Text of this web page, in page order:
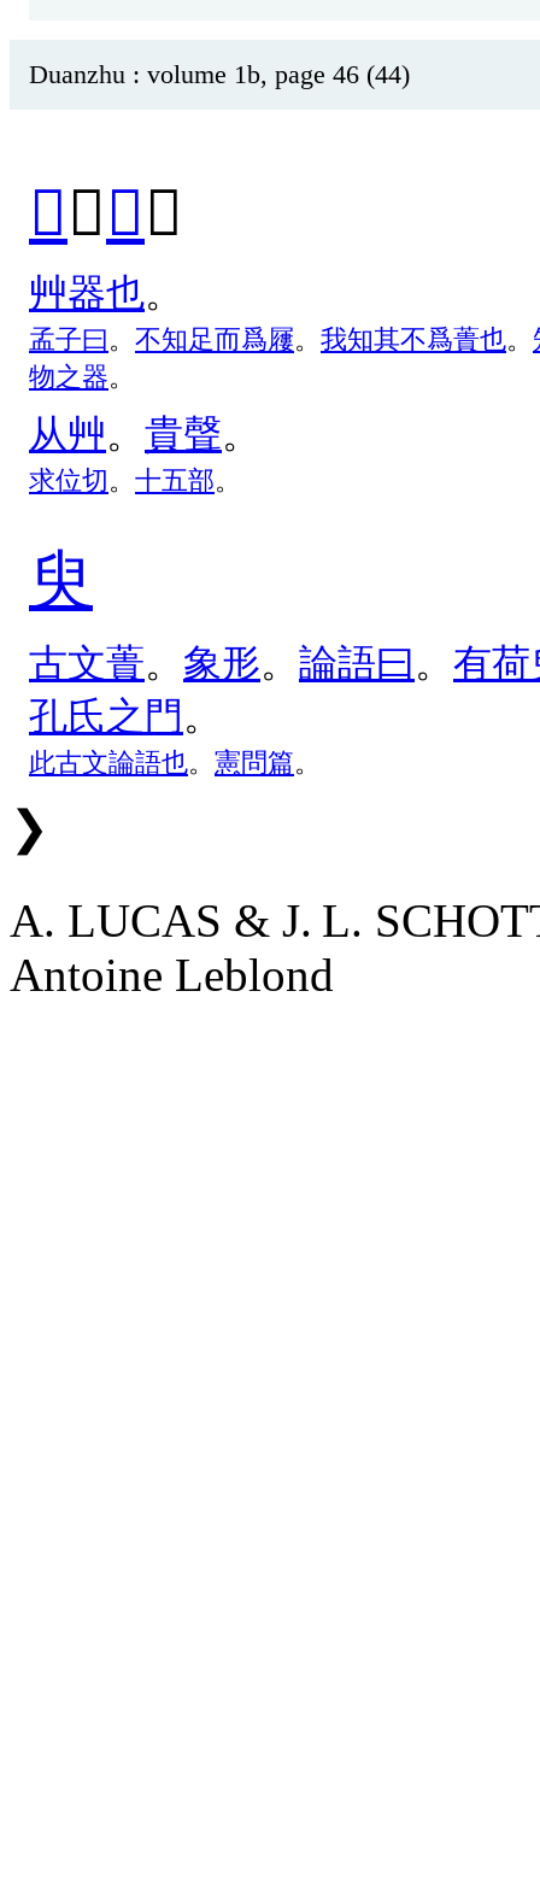
Duanzhu : volume 1b, page 46 (44)
𧂟（蕢）
艸器也。
孟子曰。 不知 足而爲屨。 我知其不爲蕢也。
物之器。
从艸。 貴聲。
求位切。 十五部。
臾
古文蕢。 象形。 論語曰。 有荷
孔氏之 門 。
此古文論語也。 憲問篇。
❯
A. LUCAS & J. L.
Antoine Leblond